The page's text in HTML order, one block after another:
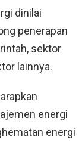
dinilai
penerapan
sektor
lainnya.
energi
energi